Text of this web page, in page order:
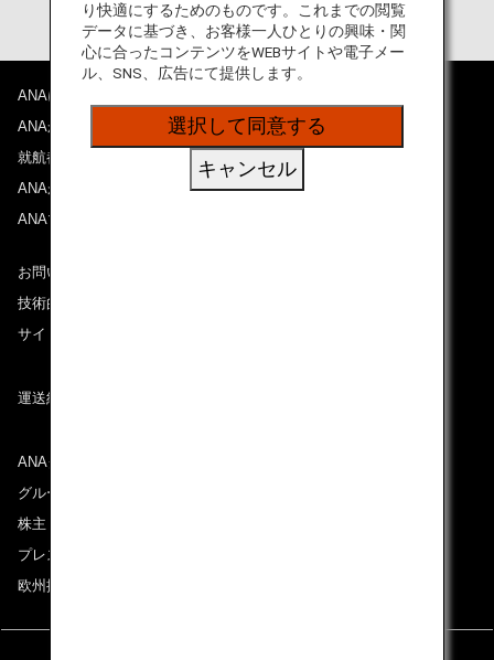
ANAについて
ANAからのお知らせ
就航都市
ANAがお約束する体験
ANAマイレージクラブ
お問い合わせ
技術的なお問い合わせ（推奨環境）
サイトマップ
運送約款
ANAグループについて
グループ企業一覧
株主・投資家情報
プレスリリース
欧州採用情報
り快適にするためのものです。これまでの閲覧
データに基づき、お客様一人ひとりの興味・関
心に合ったコンテンツをWEBサイトや電子メー
ル、SNS、広告にて提供します。
選択して同意する
キャンセル